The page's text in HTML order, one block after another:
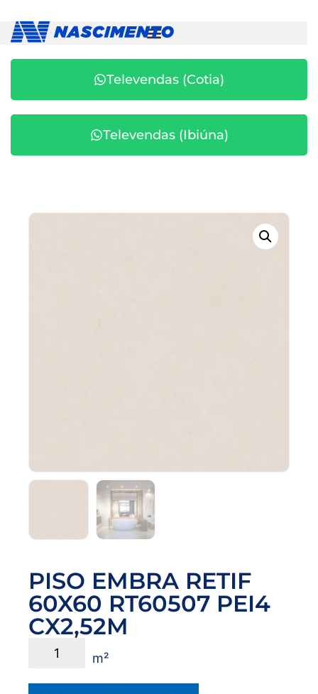
Televendas (Cotia)
Televendas (Ibiúna)
PISO EMBRA RETIF
60X60 RT60507 PEI4
CX2,52M